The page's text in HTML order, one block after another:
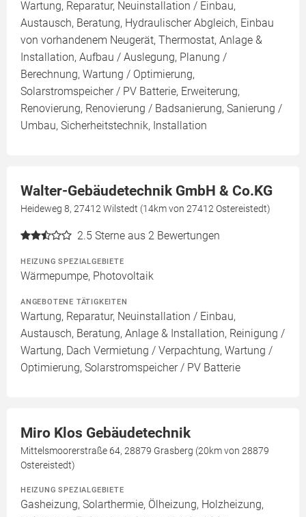
Wartung, Reparatur, Neuinstallation / Einbau,
Austausch, Beratung, Hydraulischer Abgleich, Einbau
von vorhandenem Neugerät, Thermostat, Anlage &
Installation, Aufbau / Auslegung, Planung /
Berechnung, Wartung / Optimierung,
Solarstromspeicher / PV Batterie, Erweiterung,
Renovierung, Renovierung / Badsanierung, Sanierung /
Umbau, Sicherheitstechnik, Installation
Walter-Gebäudetechnik GmbH & Co.KG
Heideweg 8, 27412 Wilstedt (14km von 27412 Ostereistedt)
2.5 Sterne aus 2 Bewertungen
HEIZUNG SPEZIALGEBIETE
Wärmepumpe, Photovoltaik
ANGEBOTENE TÄTIGKEITEN
Wartung, Reparatur, Neuinstallation / Einbau,
Austausch, Beratung, Anlage & Installation, Reinigung /
Wartung, Dach Vermietung / Verpachtung, Wartung /
Optimierung, Solarstromspeicher / PV Batterie
Miro Klos Gebäudetechnik
Mittelsmoorerstraße 64, 28879 Grasberg (20km von 28879
Ostereistedt)
HEIZUNG SPEZIALGEBIETE
Gasheizung, Solarthermie, Ölheizung, Holzheizung,